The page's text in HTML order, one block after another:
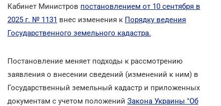
Кабинет Министров постановлением от 10 сентября в
2025 г. № 1131 внес изменения к Порядку ведения
Государственного земельного кадастра.
Постановление меняет подходы к рассмотрению
заявления о внесении сведений (изменений к ним) в
Государственный земельный кадастр и приложенных
документам с учетом положений Закона Украины "Об